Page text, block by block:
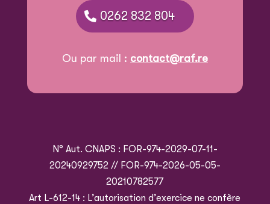
0262 832 804
Ou par mail : contact@raf.re
N° Aut. CNAPS : FOR-974-2029-07-11-
20240929752 // FOR-974-2026-05-05-
20210782577
Art L-612-14 : L’autorisation d’exercice ne confère